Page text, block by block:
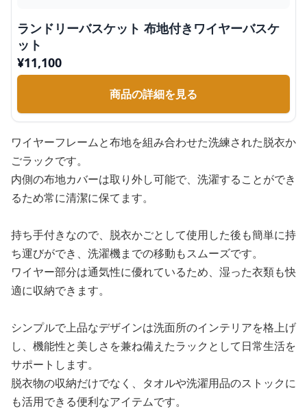
ランドリーバスケット 布地付きワイヤーバスケ
ット
¥11,100
商品の詳細を見る
ワイヤーフレームと布地を組み合わせた洗練された脱衣か
ごラックです。
内側の布地カバーは取り外し可能で、洗濯することができ
るため常に清潔に保てます。
持ち手付きなので、脱衣かごとして使用した後も簡単に持
ち運びができ、洗濯機までの移動もスムーズです。
ワイヤー部分は通気性に優れているため、湿った衣類も快
適に収納できます。
シンプルで上品なデザインは洗面所のインテリアを格上げ
し、機能性と美しさを兼ね備えたラックとして日常生活を
サポートします。
脱衣物の収納だけでなく、タオルや洗濯用品のストックに
も活用できる便利なアイテムです。